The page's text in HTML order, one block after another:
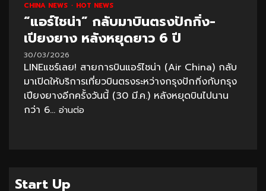
CHINA NEWS HOT NEWS
“แอร์ไชน่า” กลับมาบินตรงปักกิ่ง-
เปียงยาง หลังหยุดยาว 6 ปี
30/03/2026
LINEแชร์เลย! สายการบินแอร์ไชน่า (Air China) กลับ
มาเปิดให้บริการเที่ยวบินตรงระหว่างกรุงปักกิ่งกับกรุง
เปียงยางอีกครั้งวันนี้ (30 มี.ค.) หลังหยุดบินไปนาน
กว่า 6... อ่านต่อ
Start Up